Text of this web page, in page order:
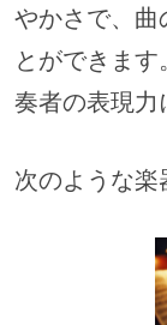
やかさで、曲
とができます
奏者の表現力
次のような楽